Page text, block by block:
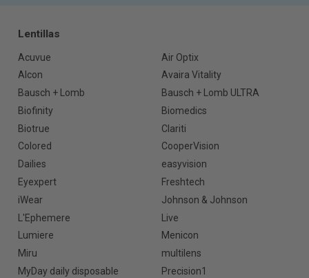
Lentillas
Acuvue
Air Optix
Alcon
Avaira Vitality
Bausch + Lomb
Bausch + Lomb ULTRA
Biofinity
Biomedics
Biotrue
Clariti
Colored
CooperVision
Dailies
easyvision
Eyexpert
Freshtech
iWear
Johnson & Johnson
L'Ephemere
Live
Lumiere
Menicon
Miru
multilens
MyDay daily disposable
Precision1